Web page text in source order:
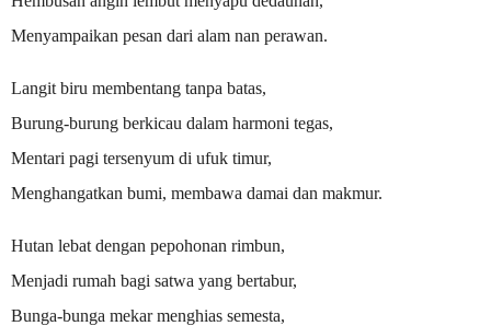
Menyampaikan pesan dari alam nan perawan.
Langit biru membentang tanpa batas,
Burung-burung berkicau dalam harmoni tegas,
Mentari pagi tersenyum di ufuk timur,
Menghangatkan bumi, membawa damai dan makmur.
Hutan lebat dengan pepohonan rimbun,
Menjadi rumah bagi satwa yang bertabur,
Bunga-bunga mekar menghias semesta,